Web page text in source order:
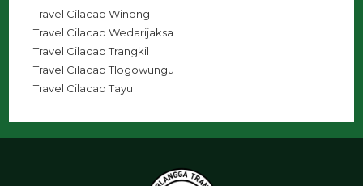
Travel Cilacap Winong
Travel Cilacap Wedarijaksa
Travel Cilacap Trangkil
Travel Cilacap Tlogowungu
Travel Cilacap Tayu